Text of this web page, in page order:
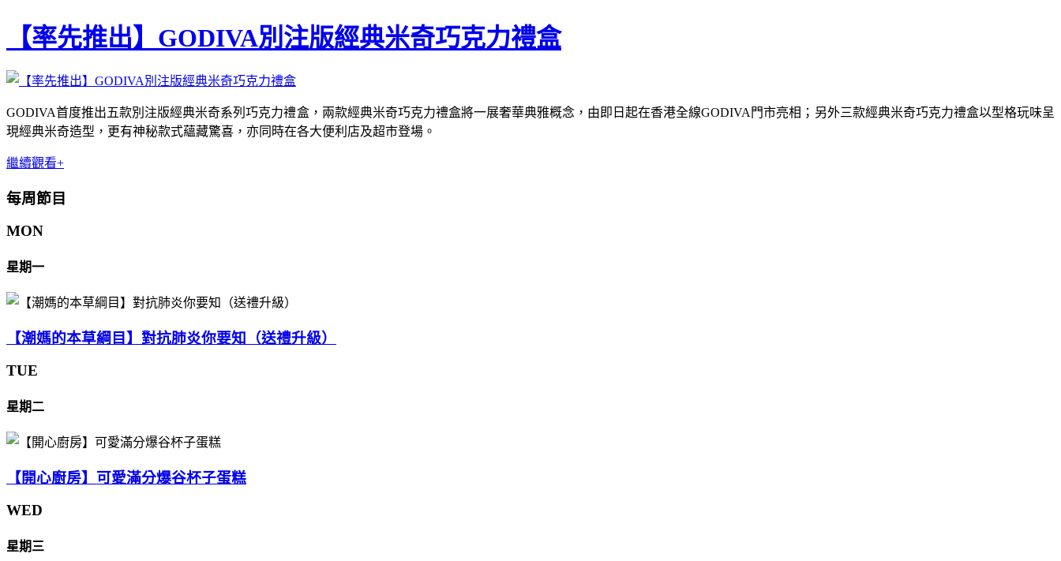
【率先推出】GODIVA別注版經典米奇巧克力禮盒
GODIVA首度推出五款別注版經典米奇系列巧克力禮盒，兩款經典米奇巧克力禮盒將一展奢華典雅概念，由即日起在香港全線GODIVA門市亮相；另外三款經典米奇巧克力禮盒以型格玩味呈
現經典米奇造型，更有神秘款式蘊藏驚喜，亦同時在各大便利店及超市登場。
繼續觀看+
每周節目
MON
星期一
【潮媽的本草綱目】對抗肺炎你要知（送禮升級）
TUE
星期二
【開心廚房】可愛滿分爆谷杯子蛋糕
WED
星期三